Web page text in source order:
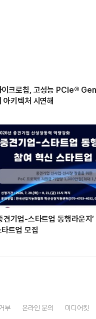
이크로칩, 고성능 PCIe®
아키텍처 시연해
견기업-스타트업 동행라운지
타트업 모집
부 온라인 문의 미디어킷